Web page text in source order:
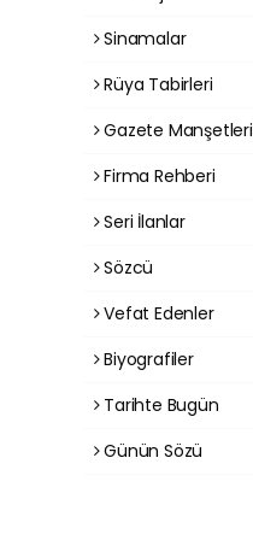
Sinamalar
Rüya Tabirleri
Gazete Manşetleri
Firma Rehberi
Seri İlanlar
Sözcü
Vefat Edenler
Biyografiler
Tarihte Bugün
Günün Sözü